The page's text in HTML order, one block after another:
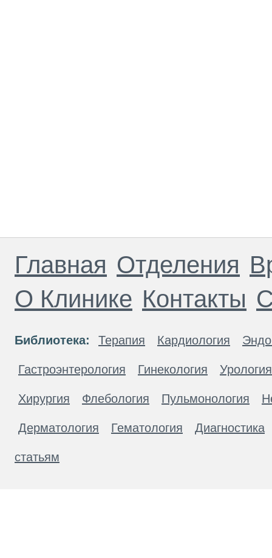
Главная Отделения
О Клинике Контакты
Библиотека: Терапия Кардиология
Гастроэнтерология Гинекология Урология
Хирургия Флебология Пульмонология
Дерматология Гематология Диагностика
статьям